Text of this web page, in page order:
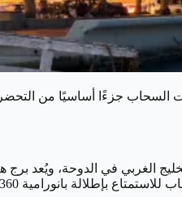
السحاب جزءًا أساسيًا من
منه في 2016. يصل ارتفاعه إلى 230 مترًا ويتكون من 53 طابقًا.
360 درجة على المدينة.